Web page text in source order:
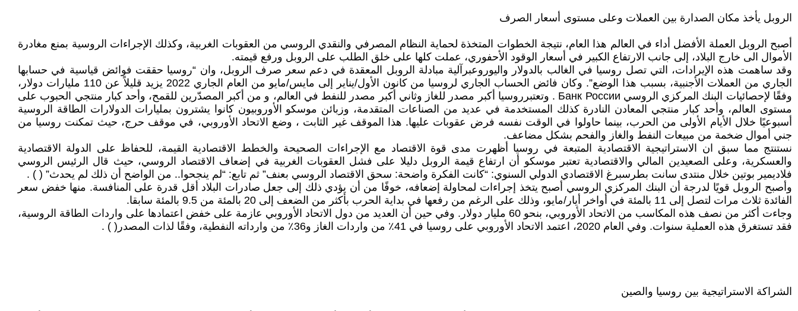
الروبل يأخذ مكان الصدارة بين العملات وعلى مستوى أسعار الصرف
أصبح الروبل العملة الأفضل أداء في العالم هذا العام، نتيجة الخطوات المتخذة لحماية النظام المصرفي والنقدي الروسي من العقوبات الغربية، وكذلك الإجراءات الروسية بمنع مغادرة
الأموال الى خارج البلاد، إلى جانب الارتفاع الكبير في أسعار الوقود الأحفوري، عملت كلها على خلق الطلب على الروبل ورفع قيمته.
وقد ساهمت هذه الإيرادات، التي تصل روسيا في الغالب بالدولار واليوروعبرآلية مبادلة الروبل المعقدة في دعم سعر صرف الروبل، وان “روسيا حققت فوائض قياسية في حسابها
الجاري من العملات الأجنبية، بسبب هذا الوضع”. وكان فائض الحساب الجاري لروسيا من كانون الأول/يناير إلى مايس/مايو من العام الجاري 2022 يزيد قليلاً عن 110 مليارات دولار،
وفقًا لإحصائيات البنك المركزي الروسي Банк России . وتعتبرروسيا أكبر مصدر للغاز وثاني أكبر مصدر للنفط في العالم، و من أكبر المصدّرين للقمح، وأحد كبار منتجي الحبوب على
مستوى العالم، وأحد كبار منتجي المعادن النادرة كذلك المستخدمة في عديد من الصناعات المتقدمة، وزبائن موسكو الأوروبيون كانوا يشترون بمليارات الدولارات الطاقة الروسية
أسبوعيًا خلال الأيام الأولى من الحرب، بينما حاولوا في الوقت نفسه فرض عقوبات عليها. هذا الموقف غير الثابت ، وضع الاتحاد الأوروبي، في موقف حرج، حيث تمكنت روسيا من
جني أموال ضخمة من مبيعات النفط والغاز والفحم بشكل مضاعف.
نستنتج مما سبق ان الاستراتيجية الاقتصادية المتبعة في روسيا أظهرت مدى قوة الاقتصاد مع الإجراءات الصحيحة والخطط الاقتصادية القيمة، للحفاظ على الدولة الاقتصادية
والعسكرية، وعلى الصعيدين المالي والاقتصادية تعتبر موسكو أن ارتفاع قيمة الروبل دليلا على فشل العقوبات الغربية في إضعاف الاقتصاد الروسي، حيث قال الرئيس الروسي
فلاديمير بوتين خلال منتدى سانت بطرسبرغ الاقتصادي الدولي السنوي: “كانت الفكرة واضحة: سحق الاقتصاد الروسي بعنف” ثم تابع: “لم ينجحوا.. من الواضح أن ذلك لم يحدث” ( ) .
وأصبح الروبل قويًا لدرجة أن البنك المركزي الروسي أصبح يتخذ إجراءات لمحاولة إضعافه، خوفًا من أن يؤدي ذلك إلى جعل صادرات البلاد أقل قدرة على المنافسة. منها خفض سعر
الفائدة ثلاث مرات لتصل إلى 11 بالمئة في أواخر أيار/مايو، وذلك على الرغم من رفعها في بداية الحرب بأكثر من الضعف إلى 20 بالمئة من 9.5 بالمئة سابقا.
وجاءت أكثر من نصف هذه المكاسب من الاتحاد الأوروبي، بنحو 60 مليار دولار. وفي حين أن العديد من دول الاتحاد الأوروبي عازمة على خفض اعتمادها على واردات الطاقة الروسية،
فقد تستغرق هذه العملية سنوات. وفي العام 2020، اعتمد الاتحاد الأوروبي على روسيا في 41٪ من واردات الغاز و36٪ من وارداته النفطية، وفقًا لذات المصدر( ) .
الشراكة الاستراتيجية بين روسيا والصين